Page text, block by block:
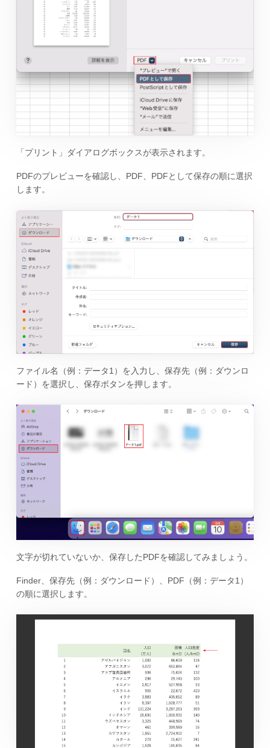
「プリント」ダイアログボックスが表示されます。
PDFのプレビューを確認し、PDF、PDFとして保存の順に選択
します。
ファイル名（例：データ1）を入力し、保存先（例：ダウンロ
ード）を選択し、保存ボタンを押します。
文字が切れていないか、保存したPDFを確認してみましょう。
Finder、保存先（例：ダウンロード）、PDF（例：データ1）
の順に選択します。